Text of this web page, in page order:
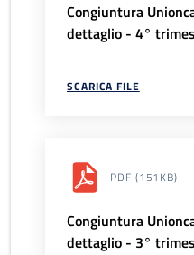
Congiuntura
dettaglio - 4°
SCARICA FILE
PDF (151KB)
Congiuntura
dettaglio - 3°